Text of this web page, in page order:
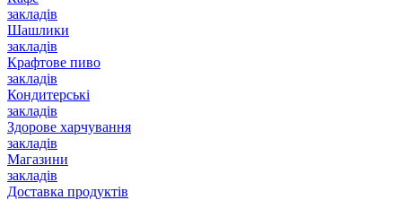
закладів
Шашлики
закладів
Крафтове пиво
закладів
Кондитерські
закладів
Здорове харчування
закладів
Магазини
закладів
Доставка продуктів